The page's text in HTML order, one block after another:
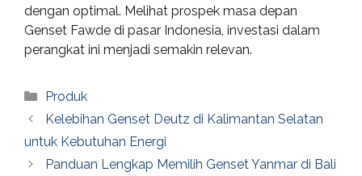
dengan optimal. Melihat prospek masa depan
Genset Fawde di pasar Indonesia, investasi dalam
perangkat ini menjadi semakin relevan.
Categories
Produk
Kelebihan Genset Deutz di Kalimantan Selatan
untuk Kebutuhan Energi
Panduan Lengkap Memilih Genset Yanmar di Bali